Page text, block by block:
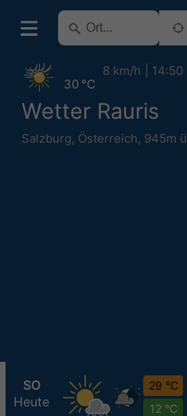
Wetter Rauris
Salzburg, Österreich, 945m
30 °C
8 km/h 14:50
SO
Heute
29 °C
12 °C